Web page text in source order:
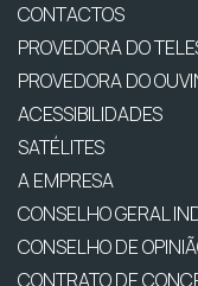
CONTACTOS
PROVEDORA DO
PROVEDORA DO
ACESSIBILIDADES
SATÉLITES
A EMPRESA
CONSELHO GERAL
CONSELHO DE
CONTRATO DE